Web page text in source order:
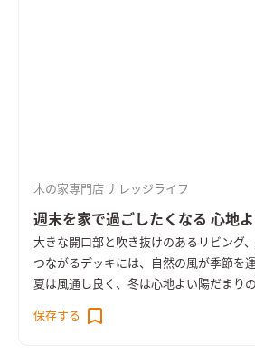
木の家専門店 ナレッジライフ
週末を家で過ごしたくなる 心地
大きな開口部と吹き抜けのあるリビング
つながるデッキには、自然の風が季節を
夏は風通し良く、冬は心地よい陽だまり
経年変化でつややかに。 新築時の明るい
のある飴色に変わっていきます。 変わる
保存する